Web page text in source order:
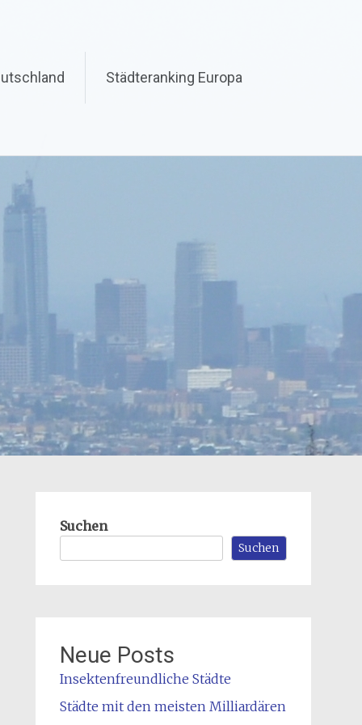
Städteranking Europa
Suchen
Suchen
Neue Posts
Insektenfreundliche Städte
Städte mit den meisten Milliardären